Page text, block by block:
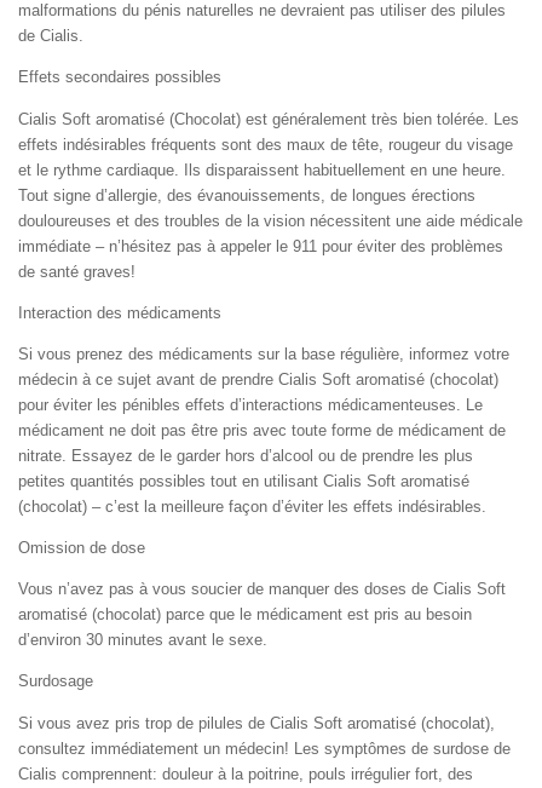
malformations du pénis naturelles ne devraient pas utiliser des pilules
de Cialis.
Effets secondaires possibles
Cialis Soft aromatisé (Chocolat) est généralement très bien tolérée. Les
effets indésirables fréquents sont des maux de tête, rougeur du visage
et le rythme cardiaque. Ils disparaissent habituellement en une heure.
Tout signe d’allergie, des évanouissements, de longues érections
douloureuses et des troubles de la vision nécessitent une aide médicale
immédiate – n’hésitez pas à appeler le 911 pour éviter des problèmes
de santé graves!
Interaction des médicaments
Si vous prenez des médicaments sur la base régulière, informez votre
médecin à ce sujet avant de prendre Cialis Soft aromatisé (chocolat)
pour éviter les pénibles effets d’interactions médicamenteuses. Le
médicament ne doit pas être pris avec toute forme de médicament de
nitrate. Essayez de le garder hors d’alcool ou de prendre les plus
petites quantités possibles tout en utilisant Cialis Soft aromatisé
(chocolat) – c’est la meilleure façon d’éviter les effets indésirables.
Omission de dose
Vous n’avez pas à vous soucier de manquer des doses de Cialis Soft
aromatisé (chocolat) parce que le médicament est pris au besoin
d’environ 30 minutes avant le sexe.
Surdosage
Si vous avez pris trop de pilules de Cialis Soft aromatisé (chocolat),
consultez immédiatement un médecin! Les symptômes de surdose de
Cialis comprennent: douleur à la poitrine, pouls irrégulier fort, des